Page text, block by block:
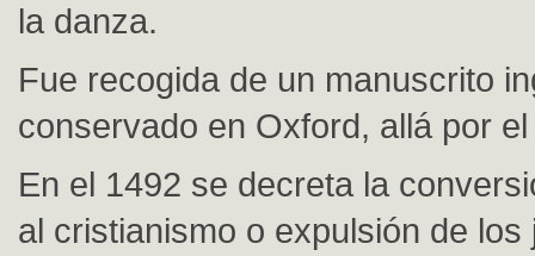
la danza.
Fue recogida de un manuscrito
conservado en Oxford, allá por
En el 1492 se decreta la
al cristianismo o expulsión de los